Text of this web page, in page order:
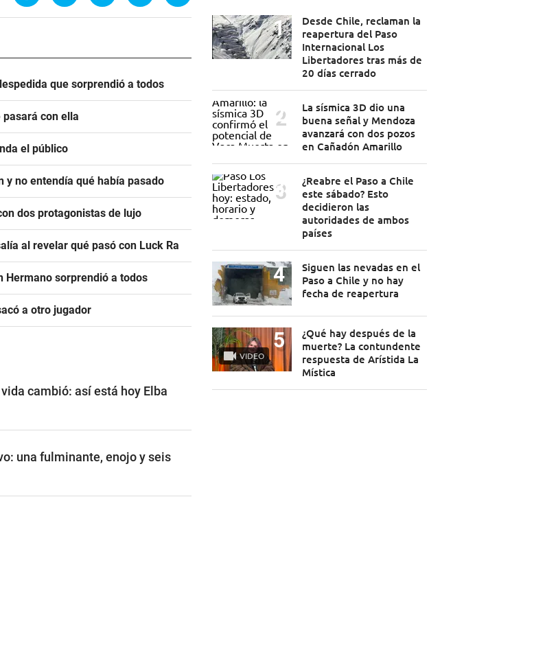
que sorprendió a todos
con ella
el público
no entendía qué había pasado
dos protagonistas de lujo
al revelar qué pasó con Luck Ra
Hermano sorprendió a todos
a otro jugador
cambió: así está hoy Elba
una fulminante, enojo y seis
Desde Chile, reclaman la
reapertura del Paso
Internacional Los
Libertadores tras más de
20 días cerrado
La sísmica 3D dio una
buena señal y Mendoza
avanzará con dos pozos
en Cañadón Amarillo
¿Reabre el Paso a Chile
este sábado? Esto
decidieron las
autoridades de ambos
países
Siguen las nevadas en el
Paso a Chile y no hay
fecha de reapertura
VIDEO
¿Qué hay después de la
muerte? La contundente
respuesta de Arístida La
Mística